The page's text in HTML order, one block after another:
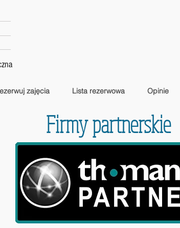
zajęcia Lista rezerwowa Opinie
Firmy partnerskie